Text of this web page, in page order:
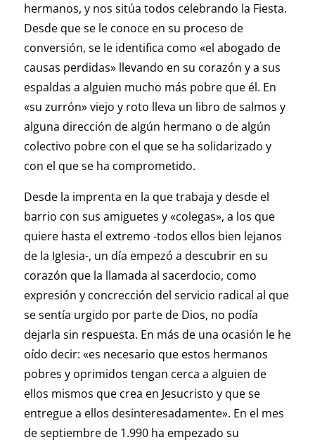
hermanos, y nos sitúa todos celebrando la Fiesta.
Desde que se le conoce en su proceso de
conversión, se le identifica como «el abogado de
causas perdidas» llevando en su corazón y a sus
espaldas a alguien mucho más pobre que él. En
«su zurrón» viejo y roto lleva un libro de salmos y
alguna dirección de algún hermano o de algún
colectivo pobre con el que se ha solidarizado y
con el que se ha comprometido.
Desde la imprenta en la que trabaja y desde el
barrio con sus amiguetes y «colegas», a los que
quiere hasta el extremo -todos ellos bien lejanos
de la Iglesia-, un día empezó a descubrir en su
corazón que la llamada al sacerdocio, como
expresión y concrección del servicio radical al que
se sentía urgido por parte de Dios, no podía
dejarla sin respuesta. En más de una ocasión le he
oído decir: «es necesario que estos hermanos
pobres y oprimidos tengan cerca a alguien de
ellos mismos que crea en Jesucristo y que se
entregue a ellos desinteresadamente». En el mes
de septiembre de 1.990 ha empezado su